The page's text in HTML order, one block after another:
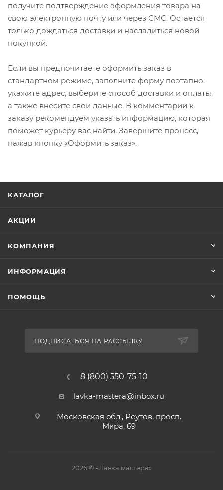
получите подтверждение оформления товара на
свою электронную почту или через СМС. Остается
только дождаться доставки и насладиться новой
покупкой.
Если вы предпочитаете оформить заказ в
стандартном режиме, заполните форму поэтапно:
укажите адрес, выберите способ доставки и оплаты,
а также внесите свои данные. В комментарии к
заказу рекомендуем указать информацию, которая
поможет курьеру вас найти. Завершите процесс,
нажав кнопку «Оформить заказ».
КАТАЛОГ
АКЦИИ
КОМПАНИЯ
ИНФОРМАЦИЯ
ПОМОЩЬ
ПОДПИСАТЬСЯ НА РАССЫЛКУ
8 (800) 550-75-10
lavka-mastera@inbox.ru
Московская обл., Реутов, просп.
Мира, 69
2026 © «Лавка мастера»